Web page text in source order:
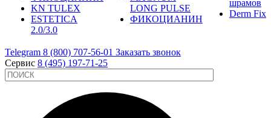
KN TULEX
ESTETICA
2.0/3.0
LONG PULSE
ФИКОЦИАНИН
шрамов
Derm Fix
Telegram 8 (800) 707-56-01 Заказать звонок
Сервис 8 (495) 197-71-25